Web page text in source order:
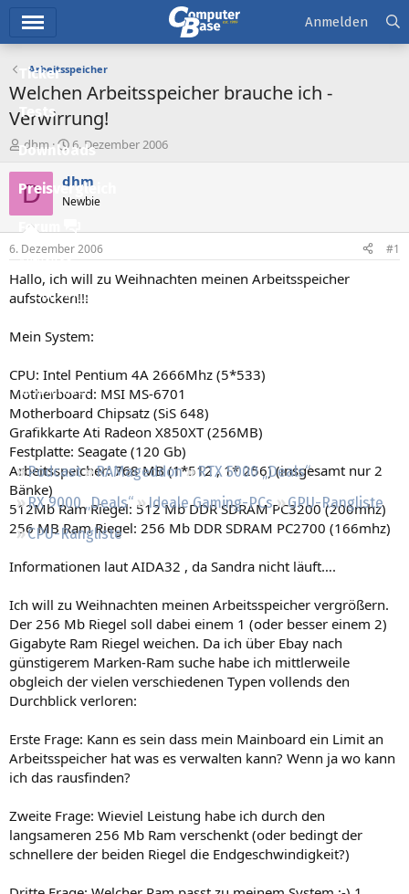
Ticker
Tests
Downloads
Preisvergleich
Forum
Aktuelles
Empfohlene Inhalte
Leserartikel
Regeln
Podcast RAMageddon
RTX 5000 „Deals“
RX 9000 „Deals“
Ideale Gaming-PCs
GPU-Rangliste
CPU-Rangliste
Anmelden
Arbeitsspeicher
Welchen Arbeitsspeicher brauche ich -
Verwirrung!
E
r
s
t
l
e
r
dhm
E
r
s
e
t
a
m
6. Dezember 2006
D dhm
Newbie
6. Dezember 2006 #1
Hallo, ich will zu Weihnachten meinen Arbeitsspeicher
aufstocken!!!
Mein System:
CPU: Intel Pentium 4A 2666Mhz (5*533)
Motherboard: MSI MS-6701
Motherboard Chipsatz (SiS 648)
Grafikkarte Ati Radeon X850XT (256MB)
Festplatte: Seagate (120 Gb)
Arbeitsspeicher: 768 MB (1*512 , 1* 256) (insgesamt nur 2
Bänke)
512Mb Ram Riegel: 512 Mb DDR SDRAM PC3200 (200mhz)
256 MB Ram Riegel: 256 Mb DDR SDRAM PC2700 (166mhz)
Informationen laut AIDA32 , da Sandra nicht läuft….
Ich will zu Weihnachten meinen Arbeitsspeicher vergrößern.
Der 256 Mb Riegel soll dabei einem 1 (oder besser einem 2)
Gigabyte Ram Riegel weichen. Da ich über Ebay nach
günstigerem Marken-Ram suche habe ich mittlerweile
obgleich der vielen verschiedenen Typen vollends den
Durchblick verloren:
Erste Frage: Kann es sein dass mein Mainboard ein Limit an
Arbeitsspeicher hat was es verwalten kann? Wenn ja wo kann
ich das rausfinden?
Zweite Frage: Wieviel Leistung habe ich durch den
langsameren 256 Mb Ram verschenkt (oder bedingt der
schnellere der beiden Riegel die Endgeschwindigkeit?)